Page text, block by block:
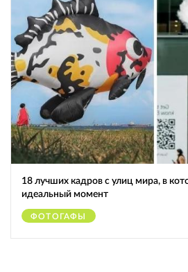
18 лучших кадров с улиц мира, в
идеальный момент
ФОТОГАФЫ